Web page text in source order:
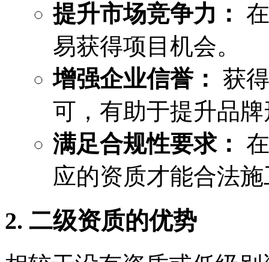
提升市场竞争力：
易获得项目机会。
增强企业信誉： 获
可，有助于提升品
满足合规性要求：
应的资质才能合法
2. 二级资质的优势